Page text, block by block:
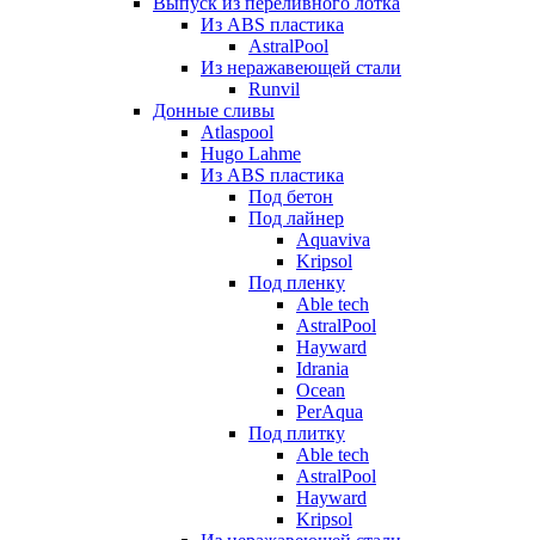
Из ABS пластика
AstralPool
Из неражавеющей стали
Runvil
Донные сливы
Atlaspool
Hugo Lahme
Из ABS пластика
Под бетон
Под лайнер
Aquaviva
Kripsol
Под пленку
Able tech
AstralPool
Hayward
Idrania
Ocean
PerAqua
Под плитку
Able tech
AstralPool
Hayward
Kripsol